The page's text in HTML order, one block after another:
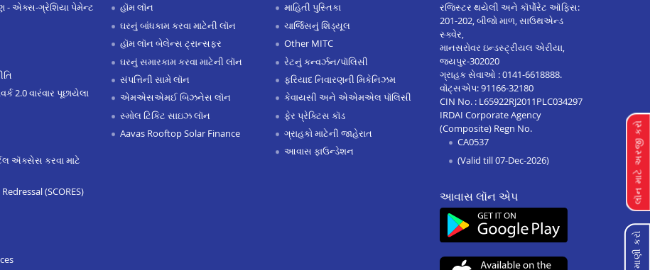
લૉન માટે અરજી કરો
- એક્સ-ગ્રેશિયા પેમેન્ટ
2.0 વારંવાર પૂછાયેલા
ઍક્સેસ કરવા માટે
(SCORES)
હૉમ લૉન
ઘરનું બાંધકામ કરવા માટેની લૉન
હૉમ લૉન બેલેન્સ ટ્રાન્સફર
ઘરનું સમારકામ કરવા માટેની લૉન
સંપત્તિની સામે લૉન
એમએસએમઈ બિઝનેસ લૉન
સ્મોલ ટિકિટ સાઇઝ લૉન
Aavas Rooftop Solar Finance
માહિતી પુસ્તિકા
ચાર્જિસનું શિડ્યૂલ
Other MITC
રેટનું કન્વર્ઝન/પૉલિસી
ફરિયાદ નિવારણની મિકેનિઝમ
કેવાયસી અને એએમએલ પૉલિસી
ફેર પ્રેક્ટિસ કૉડ
ગ્રાહકો માટેની જાહેરાત
આવાસ ફાઉન્ડેશન
રજિસ્ટર થયેલી અને કૉર્પોરેટ ઑફિસ:
201-202, બીજો માળ, સાઉથએન્ડ
સ્ક્વેર,
માનસરોવર ઇન્ડસ્ટ્રીયલ એરીયા,
જયપુર-302020
ગ્રાહક સેવાઓ :0141-6618888.
વૉટ્સએપ:91166-32180
CIN No. : L65922RJ2011PLC034297
IRDAI Corporate Agency
(Composite) Regn No.
CA0537
(Valid till 07-Dec-2026)
આવાસ લૉન એપ